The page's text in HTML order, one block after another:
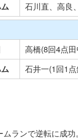
石川直、高良
高橋(8回4点
石井一(1回1
ランで逆転に成功